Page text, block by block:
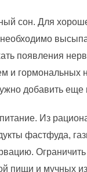
сон. Для
появления
и гормональных
добавить еще
Из
фастфуда,
пищи и мучных